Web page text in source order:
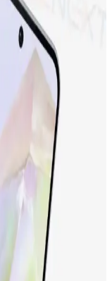
15 Plus'ın
sunuluyor.
Fiyatlı
geniş ekranı,
kullanım için ideal
10
İçin Uygun
kullanıcı
en uygun telefonu